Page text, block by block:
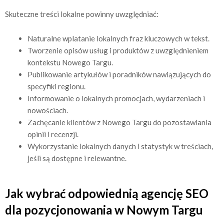
Skuteczne treści lokalne powinny uwzględniać:
Naturalne wplatanie lokalnych fraz kluczowych w tekst.
Tworzenie opisów usług i produktów z uwzględnieniem
kontekstu Nowego Targu.
Publikowanie artykułów i poradników nawiązujących do
specyfiki regionu.
Informowanie o lokalnych promocjach, wydarzeniach i
nowościach.
Zachęcanie klientów z Nowego Targu do pozostawiania
opinii i recenzji.
Wykorzystanie lokalnych danych i statystyk w treściach,
jeśli są dostępne i relewantne.
Jak wybrać odpowiednią agencję SEO
dla pozycjonowania w Nowym Targu